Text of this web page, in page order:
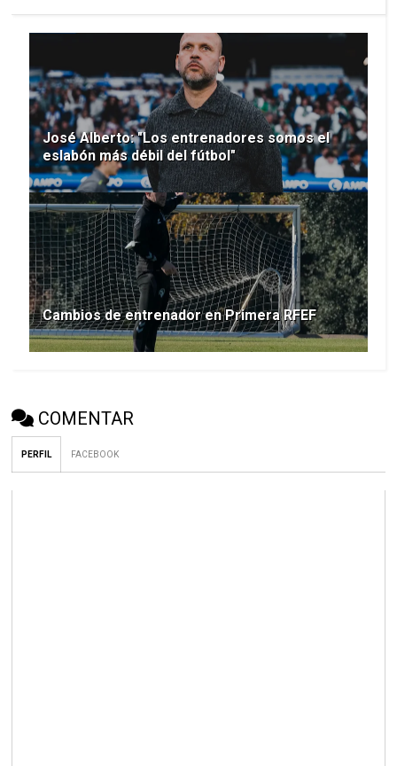
José Alberto: "Los entrenadores somos el
eslabón más débil del fútbol"
Cambios de entrenador en Primera RFEF
COMENTAR
PERFIL FACEBOOK